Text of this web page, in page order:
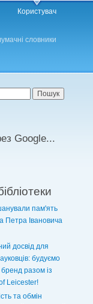
Користувач
словники
форма
Google...
пам'ять
Петра Івановича
досвід для
будуємо
разом із
Leicester!
та обмін